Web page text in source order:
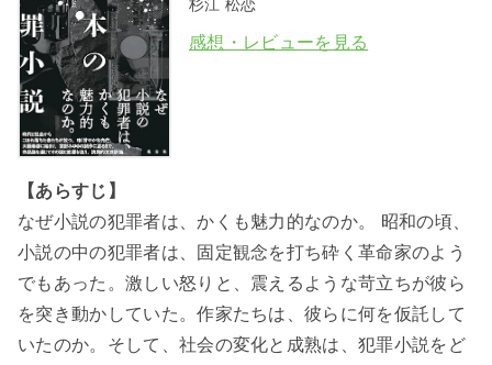
杉江 松恋
感想・レビューを見る
【あらすじ】
なぜ小説の犯罪者は、かくも魅力的なのか。 昭和の頃、
小説の中の犯罪者は、固定観念を打ち砕く革命家のよう
でもあった。激しい怒りと、震えるような苛立ちが彼ら
を突き動かしていた。作家たちは、彼らに何を仮託して
いたのか。そして、社会の変化と成熟は、犯罪小説をど